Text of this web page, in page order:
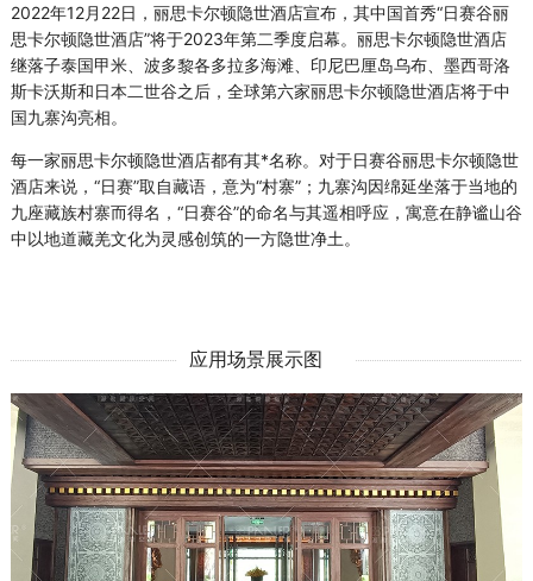
2022年12月22日，丽思卡尔顿隐世酒店宣布，其中国首秀“日赛谷丽
思卡尔顿隐世酒店”将于2023年第二季度启幕。丽思卡尔顿隐世酒店
继落子泰国甲米、波多黎各多拉多海滩、印尼巴厘岛乌布、墨西哥洛
斯卡沃斯和日本二世谷之后，全球第六家丽思卡尔顿隐世酒店将于中
国九寨沟亮相。
每一家丽思卡尔顿隐世酒店都有其*名称。对于日赛谷丽思卡尔顿隐世
酒店来说，“日赛”取自藏语，意为“村寨”；九寨沟因绵延坐落于当地的
九座藏族村寨而得名，“日赛谷”的命名与其遥相呼应，寓意在静谧山谷
中以地道藏羌文化为灵感创筑的一方隐世净土。
应用场景展示图